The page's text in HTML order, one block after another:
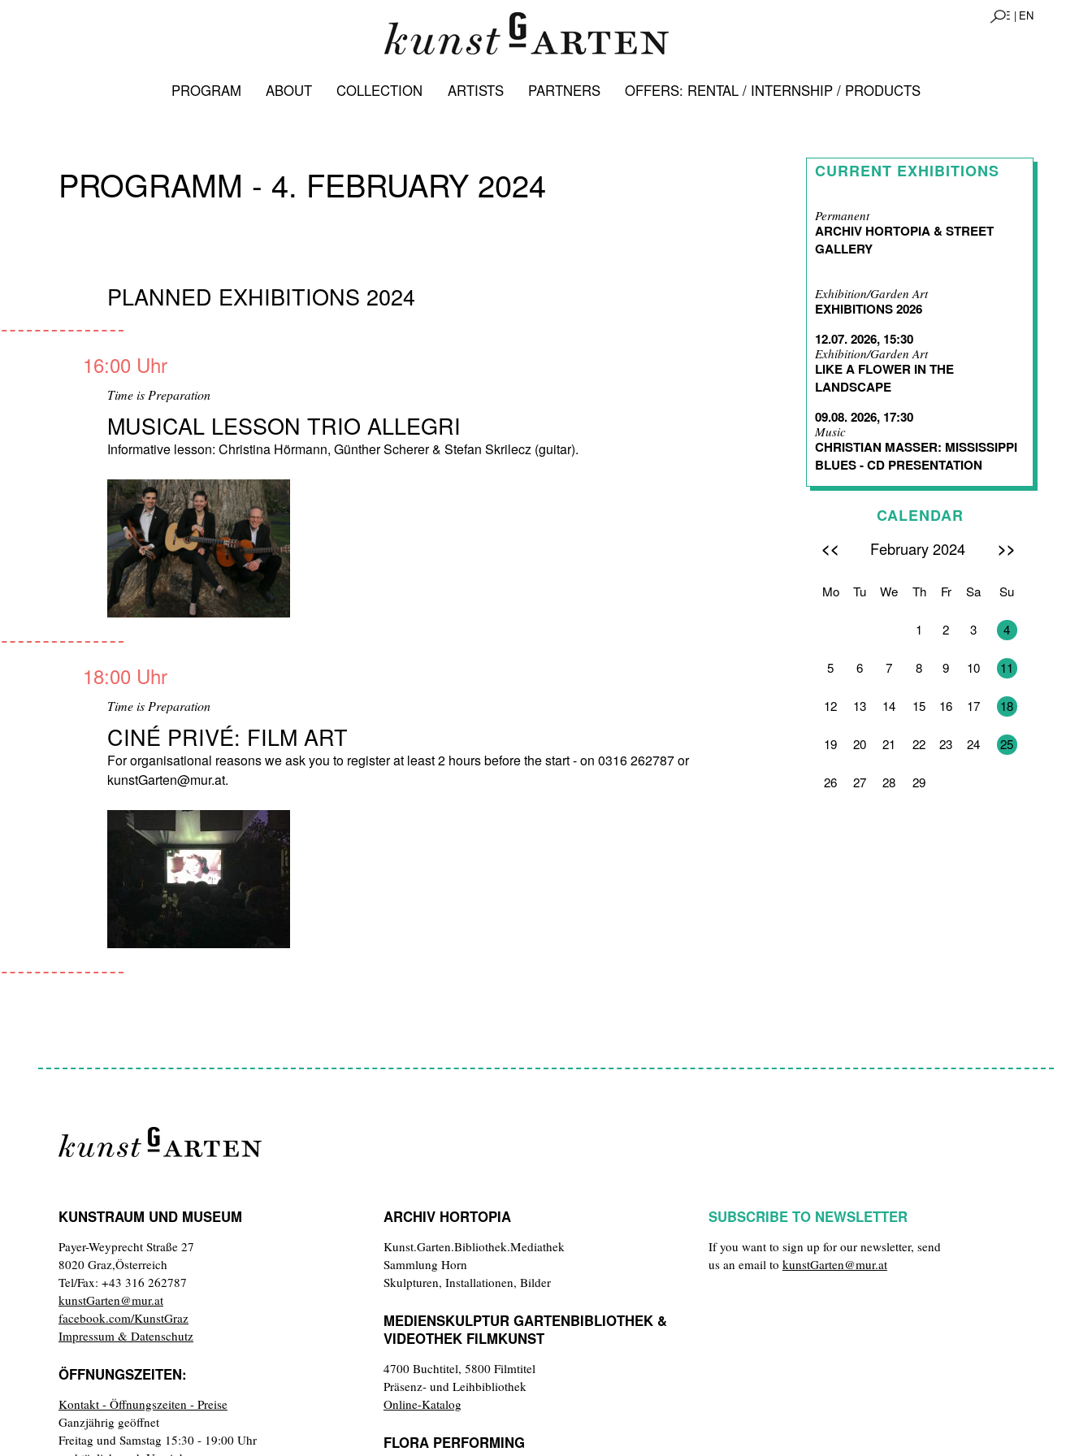
DE | EN
PROGRAM ABOUT COLLECTION ARTISTS PARTNERS OFFERS: RENTAL / INTERNSHIP / PRODUCTS
PROGRAMM - 4. FEBRUARY 2024
PLANNED EXHIBITIONS 2024
16:00 Uhr
Time is Preparation
MUSICAL LESSON TRIO ALLEGRI
Informative lesson: Christina Hörmann, Günther Scherer & Stefan Skrilecz (guitar).
18:00 Uhr
Time is Preparation
CINÉ PRIVÉ: FILM ART
For organisational reasons we ask you to register at least 2 hours before the start - on 0316 262787 or
kunstGarten@mur.at.
CURRENT EXHIBITIONS
Permanent
ARCHIV HORTOPIA & STREET
GALLERY
Exhibition/Garden Art
EXHIBITIONS 2026
12.07. 2026, 15:30
Exhibition/Garden Art
LIKE A FLOWER IN THE
LANDSCAPE
09.08. 2026, 17:30
Music
CHRISTIAN MASSER: MISSISSIPPI
BLUES - CD PRESENTATION
CALENDAR
<< February 2024 >>
Mo Tu We Th Fr Sa Su
1 2 3 4
5 6 7 8 9 10 11
12 13 14 15 16 17 18
19 20 21 22 23 24 25
26 27 28 29
KUNSTRAUM UND MUSEUM
Payer-Weyprecht Straße 27
8020 Graz,Österreich
Tel/Fax: +43 316 262787
kunstGarten@mur.at
facebook.com/KunstGraz
Impressum & Datenschutz
ÖFFNUNGSZEITEN:
Kontakt - Öffnungszeiten - Preise
Ganzjährig geöffnet
Freitag und Samstag 15:30 - 19:00 Uhr
ARCHIV HORTOPIA
Kunst.Garten.Bibliothek.Mediathek
Sammlung Horn
Skulpturen, Installationen, Bilder
MEDIENSKULPTUR GARTENBIBLIOTHEK &
VIDEOTHEK FILMKUNST
4700 Buchtitel, 5800 Filmtitel
Präsenz- und Leihbibliothek
Online-Katalog
FLORA PERFORMING
SUBSCRIBE TO NEWSLETTER
If you want to sign up for our newsletter, send
us an email to kunstGarten@mur.at